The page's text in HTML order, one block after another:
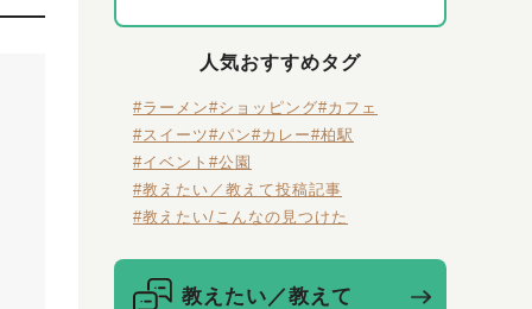
人気おすすめタグ
#ラーメン#ショッピング#カフェ
#スイーツ#パン#カレー#柏駅
#イベント #公園
#教えたい／教えて投稿記事
#教えたい/こんなの見つけた
教えたい／教えて